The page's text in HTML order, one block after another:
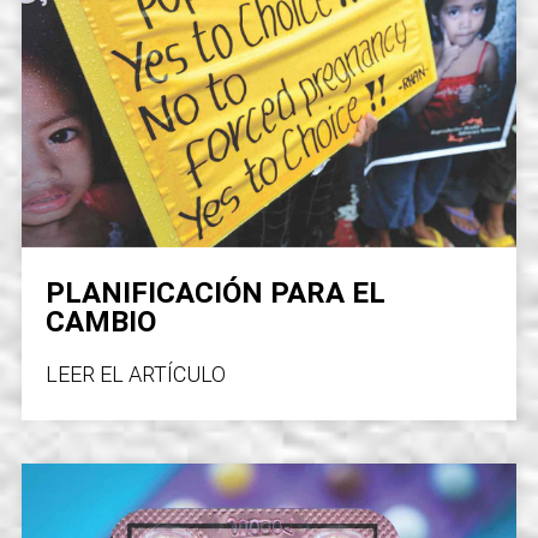
PLANIFICACIÓN PARA EL
CAMBIO
LEER EL ARTÍCULO
Compartir en Facebook
Compartir en X